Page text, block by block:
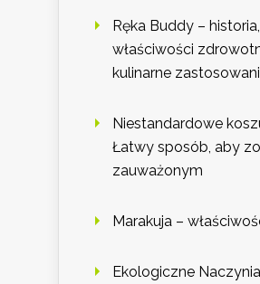
Ręka Buddy – historia,
właściwości
kulinarne
Niestandardowe
Łatwy sposób, aby
zauważonym
Marakuja –
Ekologiczne Naczynia